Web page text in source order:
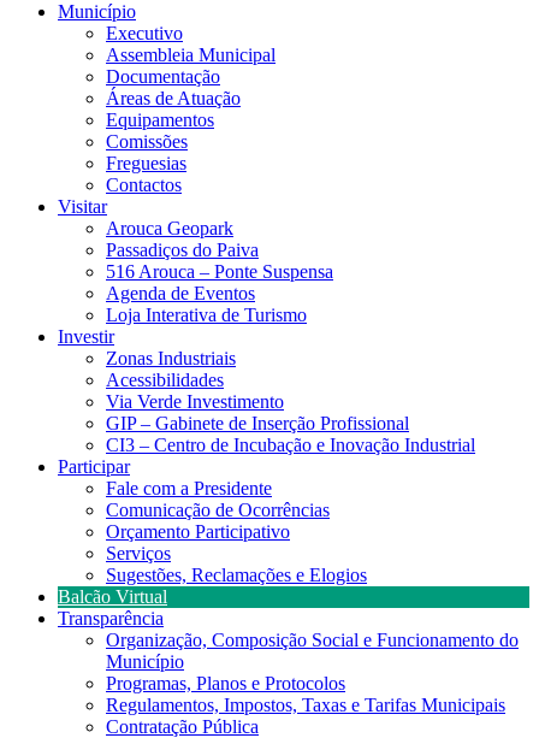
Município
Executivo
Assembleia Municipal
Documentação
Áreas de Atuação
Equipamentos
Comissões
Freguesias
Contactos
Visitar
Arouca Geopark
Passadiços do Paiva
516 Arouca – Ponte Suspensa
Agenda de Eventos
Loja Interativa de Turismo
Investir
Zonas Industriais
Acessibilidades
Via Verde Investimento
GIP – Gabinete de Inserção Profissional
CI3 – Centro de Incubação e Inovação Industrial
Participar
Fale com a Presidente
Comunicação de Ocorrências
Orçamento Participativo
Serviços
Sugestões, Reclamações e Elogios
Balcão Virtual
Transparência
Organização, Composição Social e Funcionamento do
Município
Programas, Planos e Protocolos
Regulamentos, Impostos, Taxas e Tarifas Municipais
Contratação Pública